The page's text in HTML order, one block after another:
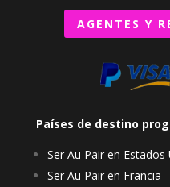
AGENTES Y
Países de destino
Ser Au Pair en Estados
Ser Au Pair en Francia